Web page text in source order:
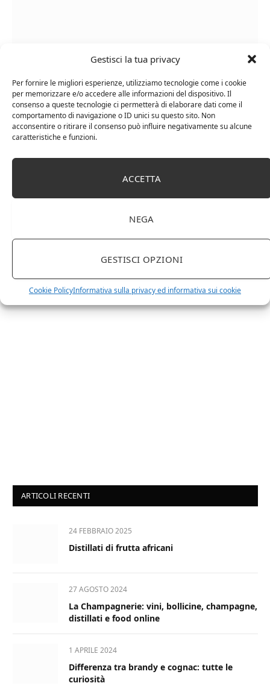
Gestisci la tua privacy
Per fornire le migliori esperienze, utilizziamo tecnologie come i cookie
per memorizzare e/o accedere alle informazioni del dispositivo. Il
consenso a queste tecnologie ci permetterà di elaborare dati come il
comportamento di navigazione o ID unici su questo sito. Non
acconsentire o ritirare il consenso può influire negativamente su alcune
caratteristiche e funzioni.
ACCETTA
NEGA
GESTISCI OPZIONI
Cookie PolicyInformativa sulla privacy ed informativa sui cookie
Le Casematte – Faro (box 6 x 0,75l) Mr. Vino Rosso
PUBBLICITÀ
Ti occupi della produzione e vendita di vini, spumanti,
prodotti o prodotti per enologia, distillazione, birra?
esistente?
Sei interessato a comparire in queste pagine?
ARTICOLI RECENTI
24 FEBBRAIO 2025
Distillati di frutta africani
27 AGOSTO 2024
La Champagnerie: vini, bollicine, champagne,
distillati e food online
1 APRILE 2024
Differenza tra brandy e cognac: tutte le
curiosità